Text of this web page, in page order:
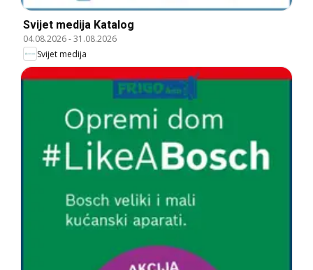
Svijet medija Katalog
04.08.2026-31.08.2026
Svijet medija